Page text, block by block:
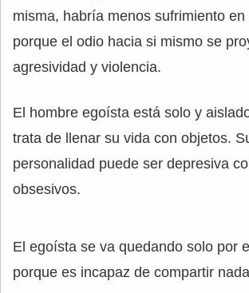
misma, habría menos sufrimiento en
porque el odio hacia si mismo se
agresividad y violencia.
El hombre egoísta está solo y
trata de llenar su vida con objetos.
personalidad puede ser depresiva
obsesivos.
El egoísta se va quedando solo por
porque es incapaz de compartir